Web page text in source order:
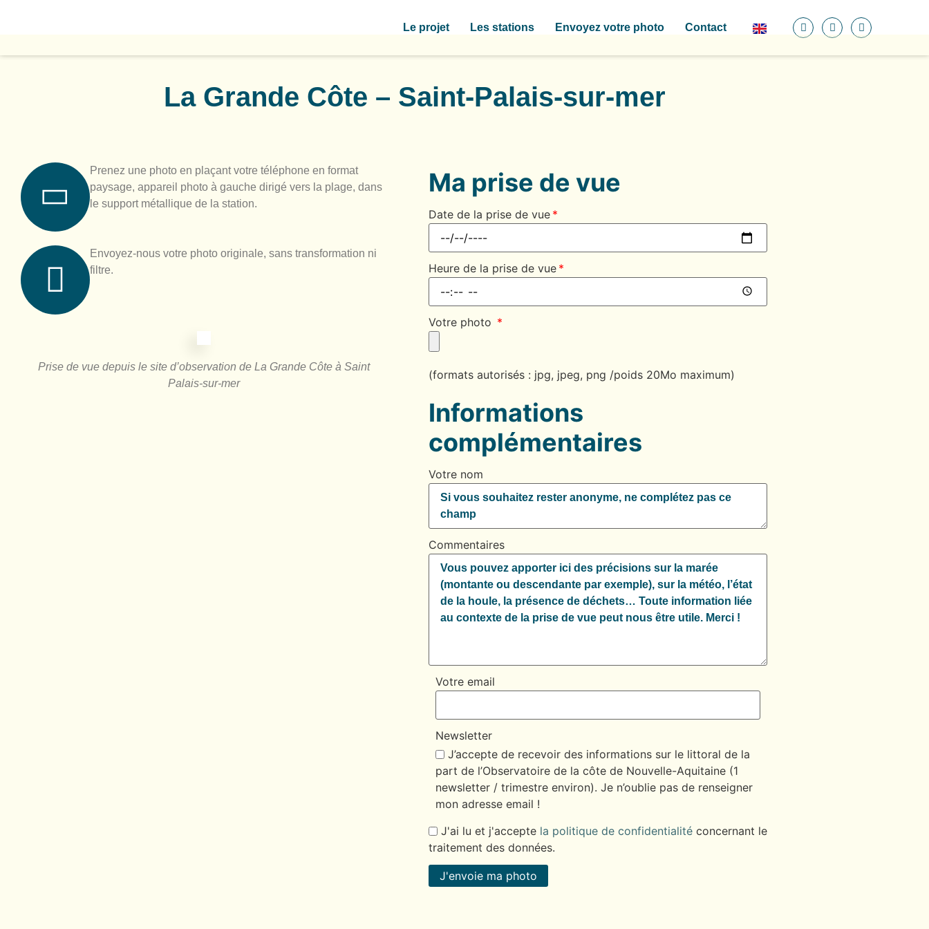
Le projet Les stations Envoyez votre photo Contact
La Grande Côte – Saint-Palais-sur-mer
Prenez une photo en plaçant votre téléphone en format
paysage, appareil photo à gauche dirigé vers la plage, dans
le support métallique de la station.
Envoyez-nous votre photo originale, sans transformation ni
filtre.
Prise de vue depuis le site d’observation de La Grande Côte à Saint
Palais-sur-mer
Ma prise de vue
Date de la prise de vue
Heure de la prise de vue
Votre photo
(formats autorisés : jpg, jpeg, png /poids 20Mo maximum)
Informations
complémentaires
Votre nom
Commentaires
Votre email
Newsletter
J’accepte de recevoir des informations sur le littoral de la
part de l’Observatoire de la côte de Nouvelle-Aquitaine (1
newsletter / trimestre environ). Je n’oublie pas de renseigner
mon adresse email !
J'ai lu et j'accepte la politique de confidentialité concernant le
traitement des données.
J'envoie ma photo